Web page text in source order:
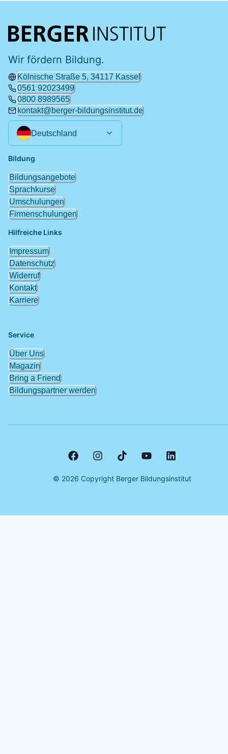
Wir fördern Bildung.
Kölnische Straße 5, 34117 Kassel
0561 92023499
0800 8989565
kontakt@berger-bildungsinstitut.de
Deutschland
Hilfreiche Links
Impressum
Datenschutz
Widerruf
Kontakt
Karriere
Service
Über Uns
Magazin
Bring a Friend
Bildungspartner werden
Bildung
Bildungsangebote
Sprachkurse
Umschulungen
Firmenschulungen
© 2026 Copyright Berger Bildungsinstitut